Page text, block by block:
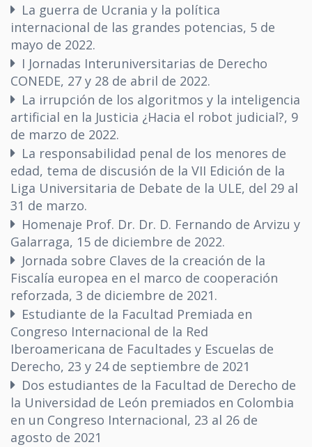
La guerra de Ucrania y la política
internacional de las grandes potencias, 5 de
mayo de 2022.
I Jornadas Interuniversitarias de Derecho
CONEDE, 27 y 28 de abril de 2022.
La irrupción de los algoritmos y la inteligencia
artificial en la Justicia ¿Hacia el robot judicial?, 9
de marzo de 2022.
La responsabilidad penal de los menores de
edad, tema de discusión de la VII Edición de la
Liga Universitaria de Debate de la ULE, del 29 al
31 de marzo.
Homenaje Prof. Dr. Dr. D. Fernando de Arvizu y
Galarraga, 15 de diciembre de 2022.
Jornada sobre Claves de la creación de la
Fiscalía europea en el marco de cooperación
reforzada, 3 de diciembre de 2021.
Estudiante de la Facultad Premiada en
Congreso Internacional de la Red
Iberoamericana de Facultades y Escuelas de
Derecho, 23 y 24 de septiembre de 2021
Dos estudiantes de la Facultad de Derecho de
la Universidad de León premiados en Colombia
en un Congreso Internacional, 23 al 26 de
agosto de 2021